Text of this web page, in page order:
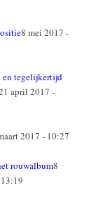
8 mei 2017 -
en tegelijkertijd
april 2017 -
2017 - 10:27
rouwalbum8